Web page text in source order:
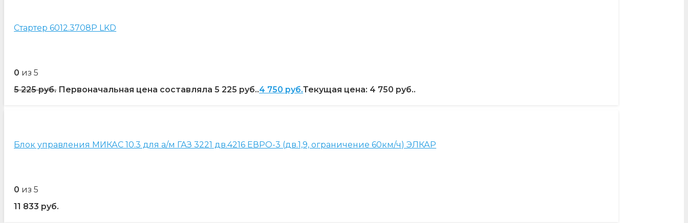
Стартер 6012.3708Р LKD
0 из 5
5 225руб. Первоначальная цена составляла 5 225 руб..4 750 руб.Текущая цена: 4 750 руб..
Блок управления МИКАС 10.3 для а/м ГАЗ 3221 дв.4216 ЕВРО-3 (дв.1,9, ограничение 60км/ч) ЭЛКАР
0 из 5
11 833 руб.